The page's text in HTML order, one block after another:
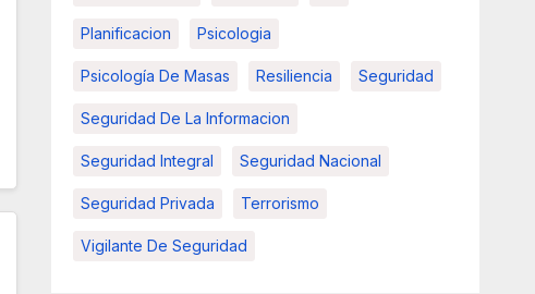
Planificacion Psicologia
Psicología De Masas Resiliencia Seguridad
Seguridad De La Informacion
Seguridad Integral Seguridad Nacional
Seguridad Privada Terrorismo
Vigilante De Seguridad